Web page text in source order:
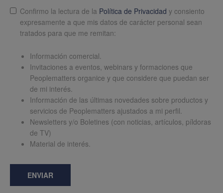
LopdConfirmo la lectura de la Política de Privacidad y consiento
expresamente a que mis datos de carácter personal sean
tratados para que me remitan:
Información comercial.
Invitaciones a eventos, webinars y formaciones que
Peoplematters organice y que considere que puedan ser
de mi interés.
Información de las últimas novedades sobre productos y
servicios de Peoplematters ajustados a mi perfil.
Newsletters y/o Boletines (con noticias, artículos, píldoras
de TV)
Material de interés.
ENVIAR